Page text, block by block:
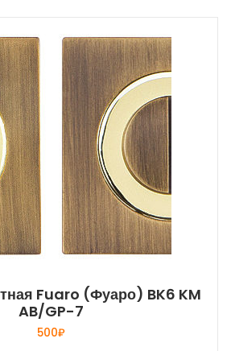
Fuaro (Фуаро) BK6 KM
AB/GP-7
500₽